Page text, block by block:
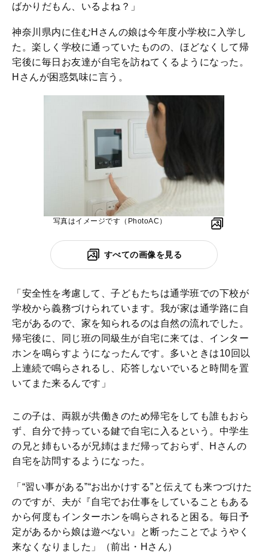
ばかりだもん、いるよね？」
神奈川県内に住むHさんの娘は今年度小学校に入学し
た。楽しく学校に通っていたものの、ほどなくして帰
宅後に毎日お友達が自宅を訪ねてくるようになった。
Hさんが困惑気味に言う。
写真はイメージです（PhotoAC）
すべての画像を見る
「安全性を考慮して、子どもたちは通学班での下校が
学校から義務づけられています。我が家は通学路に自
宅があるので、家を知られるのは自然の流れでした。
帰宅後に、同じ班の同級生が自宅に来ては、インター
ホンを鳴らすようになったんです。多いときは10回以
上連続で鳴らされるし、応答しないでいると時間を置
いてまた来るんです」
この子は、両親が共働きのため帰宅をしても誰もおら
ず、自分で持っている鍵で自宅に入るという。中学生
の兄と姉もいるが兄姉はまだ帰っておらず、Hさんの
自宅を訪問するようになった。
「“習い事がある”“お出かけする”と伝えても来つづけた
のですが、夫が『自宅でお仕事をしていることもある
から何度もインターホンを鳴らされると困る。毎日予
定があるから娘は遊べない』と断ったことでようやく
来なくなりました」（前出・Hさん）